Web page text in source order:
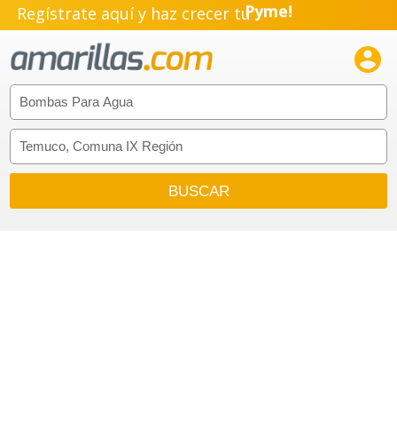
Regístrate aquí y haz crecer tuPyme!
Emprendimiento!
